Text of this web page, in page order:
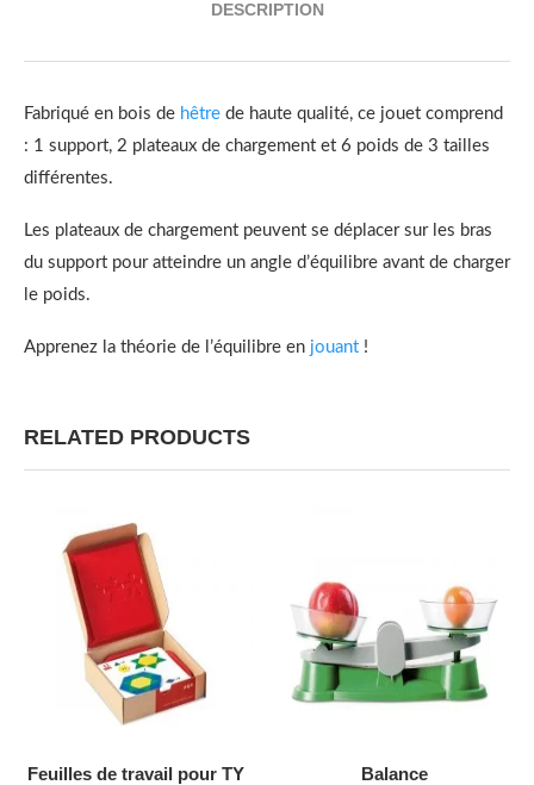
DESCRIPTION
Fabriqué en bois de hêtre de haute qualité, ce jouet comprend
: 1 support, 2 plateaux de chargement et 6 poids de 3 tailles
différentes.
Les plateaux de chargement peuvent se déplacer sur les bras
du support pour atteindre un angle d’équilibre avant de charger
le poids.
Apprenez la théorie de l’équilibre en jouant !
RELATED PRODUCTS
AJOUTER AU DEVIS
Feuilles de travail pour TY
AJOUTER AU DEVIS
Balance